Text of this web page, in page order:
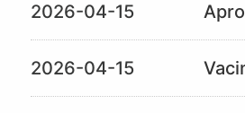
2026-04-15
2026-04-15